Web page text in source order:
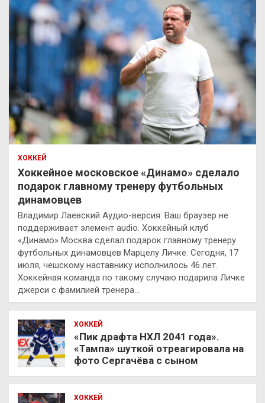
ХОККЕЙ
Хоккейное московское «Динамо» сделало
подарок главному тренеру футбольных
динамовцев
Владимир Лаевский Аудио-версия: Ваш браузер не
поддерживает элемент audio. Хоккейный клуб
«Динамо» Москва сделал подарок главному тренеру
футбольных динамовцев Марцелу Личке. Сегодня, 17
июля, чешскому наставнику исполнилось 46 лет.
Хоккейная команда по такому случаю подарила Личке
джерси с фамилией тренера…
ХОККЕЙ
«Пик драфта НХЛ 2041 года».
«Тампа» шуткой отреагировала на
фото Сергачёва с сыном
ХОККЕЙ